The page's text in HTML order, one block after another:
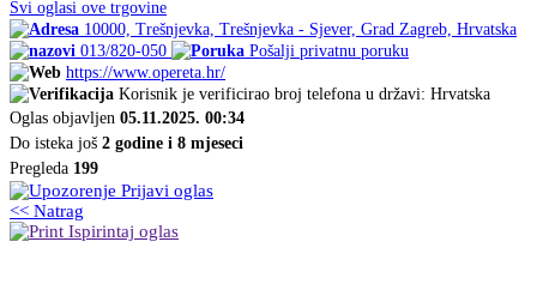
Svi oglasi ove trgovine
10000, Trešnjevka, Trešnjevka - Sjever, Grad Zagreb, Hrvatska
013/820-050
Pošalji privatnu poruku
https://www.opereta.hr/
Korisnik je verificirao broj telefona u državi: Hrvatska
Oglas objavljen 05.11.2025. 00:34
Do isteka još 2 godine i 8 mjeseci
Pregleda 199
Prijavi oglas
<< Natrag
Ispirintaj oglas